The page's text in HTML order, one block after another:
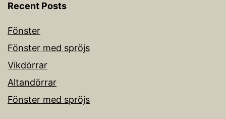
Recent Posts
Fönster
Fönster med spröjs
Vikdörrar
Altandörrar
Fönster med spröjs